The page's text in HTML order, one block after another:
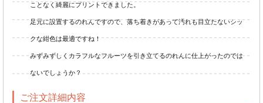
ことなく綺麗にプリントできました。
足元に設置するのれんですので、落ち着きがあって汚れも目立たないシッ
クな紺色は最適ですね！
みずみずしくカラフルなフルーツを引き立てるのれんに仕上がったのでは
ないでしょうか？
ご注文詳細内容